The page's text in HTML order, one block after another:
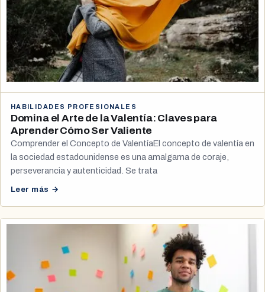
HABILIDADES PROFESIONALES
Domina el Arte de la Valentía: Claves para
Aprender Cómo Ser Valiente
Comprender el Concepto de ValentíaEl concepto de valentía en
la sociedad estadounidense es una amalgama de coraje,
perseverancia y autenticidad. Se trata
Leer más →